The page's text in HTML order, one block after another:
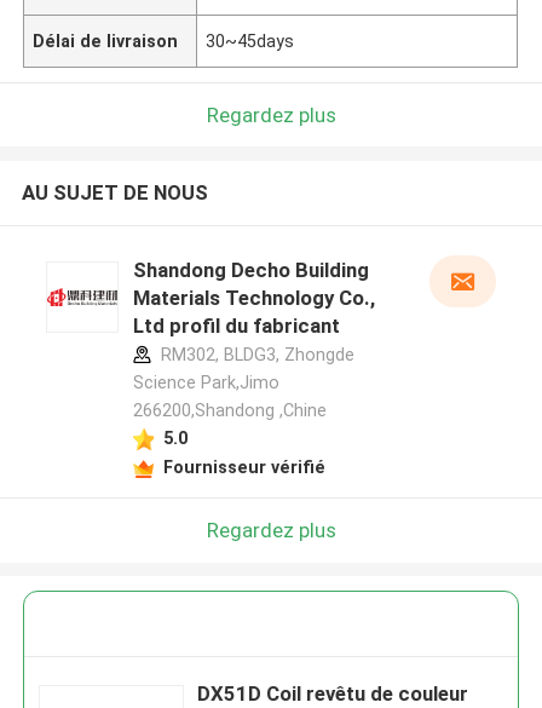
Délai de livraison 30~45days
Regardez plus
AU SUJET DE NOUS
Shandong Decho Building
Materials Technology Co.,
Ltd profil du fabricant
RM302, BLDG3, Zhongde
Science Park,Jimo
266200,Shandong ,Chine
5.0
Fournisseur vérifié
Regardez plus
DX51D Coil revêtu de couleur